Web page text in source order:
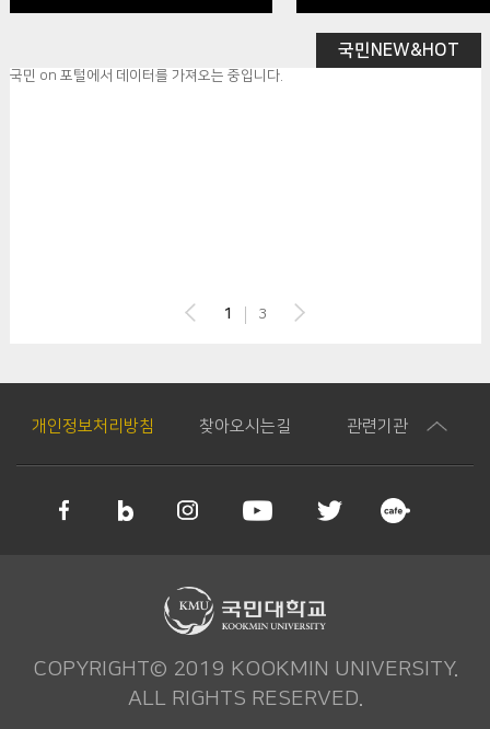
국민NEW&HOT
국민 on 포털에서 데이터를 가져오는 중입니다.
1 3
개인정보처리방침 찾아오시는길 관련기관
COPYRIGHT© 2019 KOOKMIN UNIVERSITY.
ALL RIGHTS RESERVED.